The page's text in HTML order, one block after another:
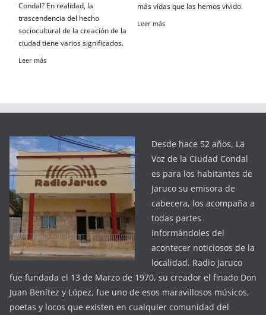
de la
más vidas que las hemos vivido.
Leer más
siglos atrás. Precisamente
Desde hace 52 años, La
Voz de la Ciudad Condal
es para los habitantes de
Jaruco su emisora de
cabecera, los acompaña a
todas partes
informándoles del
acontecer noticiosos de la
localidad. Radio Jaruco
fue fundada el 13 de Marzo de 1970, su creador el finado Don
Juan Benítez y López, fue uno de esos maravillosos músicos,
poetas y locos que existen en cualquier comunidad del